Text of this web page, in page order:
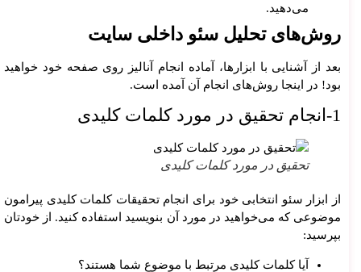
می‌دهید.
روش‌های تحلیل سئو داخلی سایت
بعد از آشنایی با ابزارها، آماده انجام آنالیز روی صفحه خود خواهید
بود! در اینجا روش‌های انجام آن آمده است.
1-انجام تحقیق در مورد کلمات کلیدی
تحقیق در مورد کلمات کلیدی
از ابزار سئو انتخابی خود برای انجام تحقیقات کلمات کلیدی پیرامون
موضوعی که می‌خواهید در مورد آن بنویسید استفاده کنید. از خودتان
بپرسید:
آیا کلمات کلیدی مرتبط با موضوع شما هستند؟